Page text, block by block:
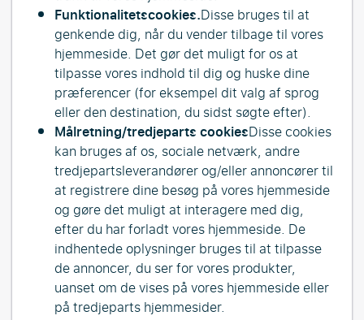
Funktionalitetscookies.Disse bruges til at
genkende dig, når du vender tilbage til vores
hjemmeside. Det gør det muligt for os at
tilpasse vores indhold til dig og huske dine
præferencer (for eksempel dit valg af sprog
eller den destination, du sidst søgte efter).
Målretning/tredjeparts cookiesDisse cookies
kan bruges af os, sociale netværk, andre
tredjepartsleverandører og/eller annoncører til
at registrere dine besøg på vores hjemmeside
og gøre det muligt at interagere med dig,
efter du har forladt vores hjemmeside. De
indhentede oplysninger bruges til at tilpasse
de annoncer, du ser for vores produkter,
uanset om de vises på vores hjemmeside eller
på tredjeparts hjemmesider.